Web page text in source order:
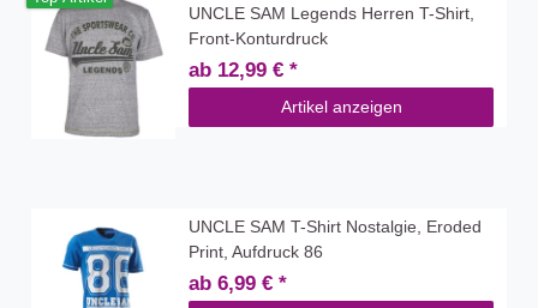
UNCLE SAM Legends Herren T-Shirt,
Front-Konturdruck
ab 12,99 € *
Artikel anzeigen
UNCLE SAM T-Shirt Nostalgie, Eroded
Print, Aufdruck 86
ab 6,99 € *